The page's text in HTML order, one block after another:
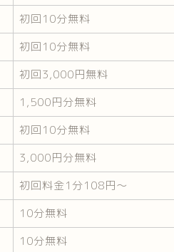
初回10分無料
初回10分無料
初回3,000円無料
1,500円分無料
初回10分無料
3,000円分無料
初回料金1分108円〜
10分無料
10分無料